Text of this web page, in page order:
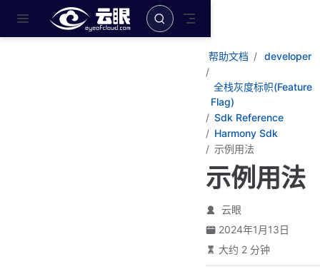
跳至主要內容
帮助文档 developer
全栈灰度标帜(Feature
Flag)
Sdk Reference
Harmony Sdk
示例用法
示例用法
云眼
2024年1月13日
大约 2 分钟